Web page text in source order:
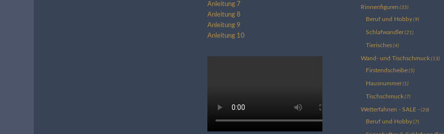
Anleitung 7
Anleitung 8
Anleitung 9
Anleitung 10
Rinnenfiguren (35)
Beruf und Hobby (9)
Schlafwandler (21)
Tierisches (4)
Wand- und Tischschmuck (13)
Firstendscheibe (5)
Hausnummer (1)
Tischschmuck (7)
Wetterfahnen - SALE - (26)
Beruf und Hobby (7)